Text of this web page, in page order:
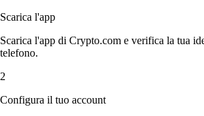
Scarica l'app
Scarica l'app di Crypto.com e verifica la tua
telefono.
2
Configura il tuo account